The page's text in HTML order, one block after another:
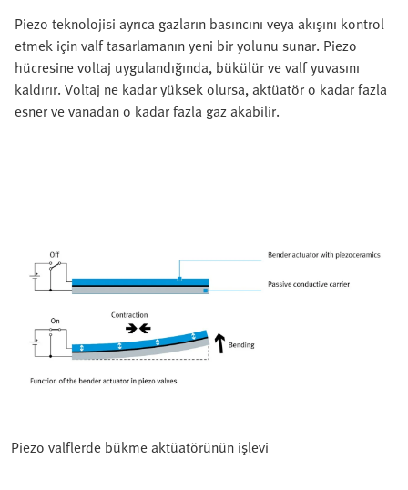
Piezo teknolojisi ayrıca gazların basıncını veya akışını kontrol
etmek için valf tasarlamanın yeni bir yolunu sunar. Piezo
hücresine voltaj uygulandığında, bükülür ve valf yuvasını
kaldırır. Voltaj ne kadar yüksek olursa, aktüatör o kadar fazla
esner ve vanadan o kadar fazla gaz akabilir.
Piezo valflerde bükme aktüatörünün işlevi